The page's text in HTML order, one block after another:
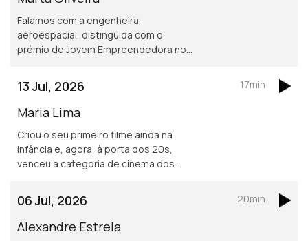
Falamos com a engenheira
aeroespacial, distinguida com o
prémio de Jovem Empreendedora nos
atribuído pelo Conselho Europeu para
a Inovação.
13 Jul, 2026
Maria Lima
Criou o seu primeiro filme ainda na
infância e, agora, à porta dos 20s,
venceu a categoria de cinema dos
nos seus anos a viver no Luxemburgo.
17min
06 Jul, 2026
Alexandre Estrela
20min